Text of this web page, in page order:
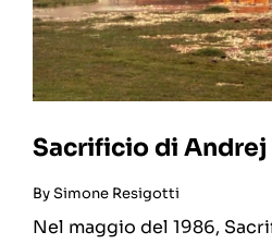
Sacrificio di
BySimone Resigotti
Nel maggio del 1986,